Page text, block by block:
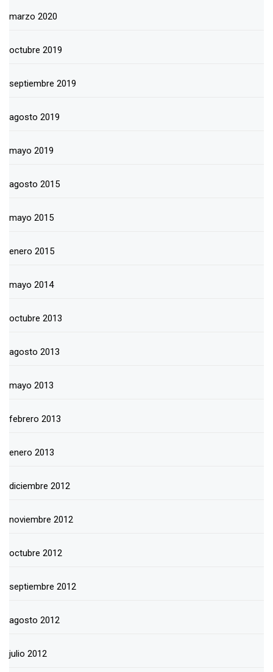
marzo 2020
octubre 2019
septiembre 2019
agosto 2019
mayo 2019
agosto 2015
mayo 2015
enero 2015
mayo 2014
octubre 2013
agosto 2013
mayo 2013
febrero 2013
enero 2013
diciembre 2012
noviembre 2012
octubre 2012
septiembre 2012
agosto 2012
julio 2012